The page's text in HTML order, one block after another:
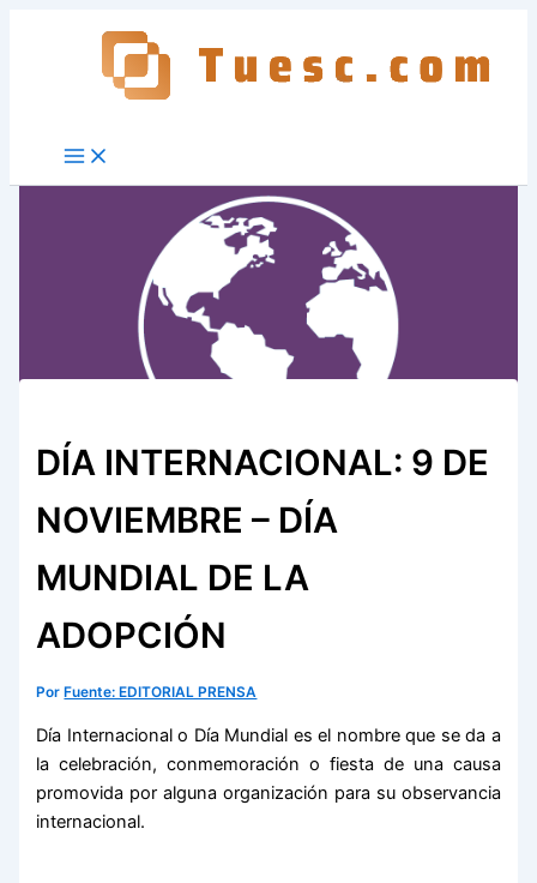
DÍA INTERNACIONAL: 9 DE
NOVIEMBRE – DÍA
MUNDIAL DE LA
ADOPCIÓN
Por Fuente: EDITORIAL PRENSA
Día Internacional o Día Mundial es el nombre que se da a
la celebración, conmemoración o fiesta de una causa
promovida por alguna organización para su observancia
internacional.